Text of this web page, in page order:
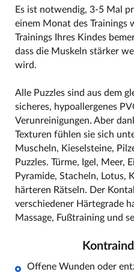
Es ist notwendig, 3-5 Mal
einem Monat des Trainings
Trainings Ihres Kindes
dass die Muskeln stärker
wird.
Alle Puzzles sind aus dem
sicheres, hypoallergenes
Verunreinigungen. Aber
Texturen fühlen sie sich
Muscheln, Kieselsteine,
Puzzles. Türme, Igel, Meer,
Pyramide, Stacheln, Lotus,
härteren Rätseln. Der
verschiedener Härtegrade
Massage, Fußtraining und
Offene Wunden oder